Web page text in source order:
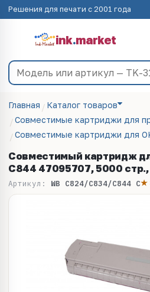
Решения для печати с 2001 года
ink.market
Главная
Каталог товаров
Совместимые картриджи для
Совместимые картриджи для
Совместимый картридж
С844 47095707, 5000 стр.,
Артикул: WB C824/C834/С844 C★